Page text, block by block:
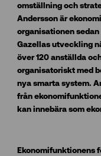
omställning och
Andersson är
organisationen
Gazellas utveckling
över 120 anställda
organisatoriskt med
nya smarta system.
från
kan innebära som
Ekonomifunktionens